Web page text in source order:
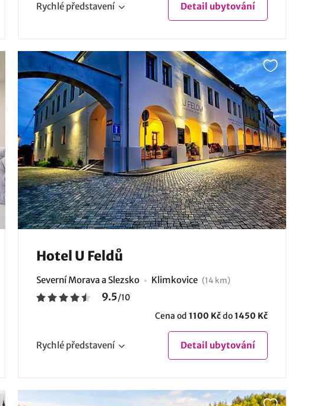
Rychlé představení Detail ubytování
Hotel U Feldů
Severní Morava a Slezsko Klimkovice (14 km)
9.5/10
Cena od 1100 Kčdo1450 Kč
Rychlé představení Detail ubytování